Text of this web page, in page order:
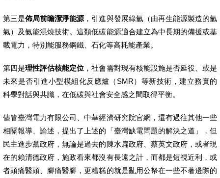
第三是佈局前瞻潔淨能源 ，引進與發展綠氫（由再生能源製造的氫
氣）及氨能混燒技術。這類低碳能源適合建立為中長期的備援或基
載電力，特別能服務鋼鐵、石化等高耗能產業。
第四是理性評估核能定位 ，社會需對現有核能設施是否延役、或是
未來是否引進小型模組化反應爐（SMR）等新技術，建立務實的
科學對話與共識，在低碳與社會安全感之間取得平衡。
儘管臺灣電力有限公司、中華經濟研究院官網，還有過往其他一些
相關報導、論述，提出了上述的「臺灣缺電問題的解決之道」，但
民主進步黨政府，無論是過去的陳水扁政府、蔡英文政府，或者現
在的賴清德政府，施政看來都沒有長遠之計，而都是短視近利，或
者頭痛醫頭、腳痛醫腳，更糟糕的就是亂用公帑在一些不著邊際的